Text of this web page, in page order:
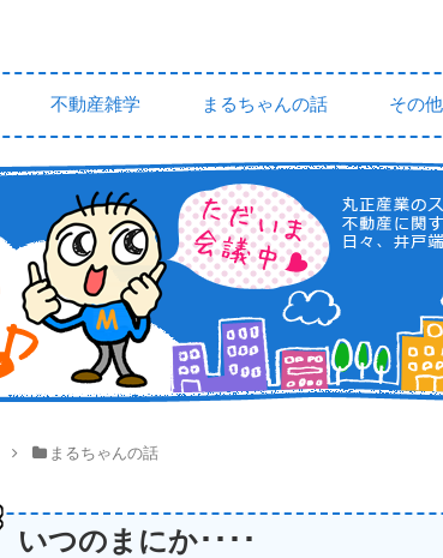
不動産雑学 まるちゃんの話 その他
まるちゃんの話
いつのまにか････